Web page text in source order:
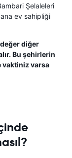
Şelaleleri
ev sahipliği
diğer
Bu şehirlerin
vaktiniz varsa